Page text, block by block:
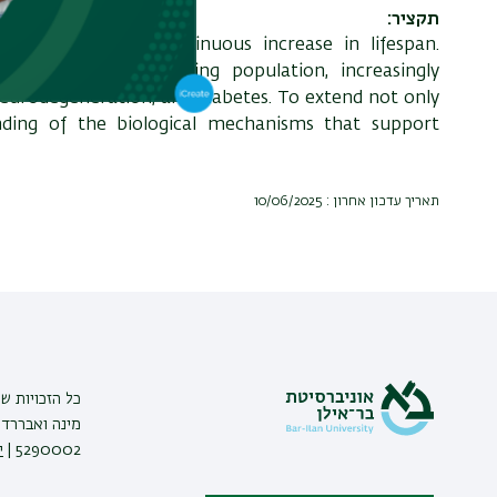
תקציר
and continuous increase in lifespan.
by a growing aging population, increasingly
and diabetes. To extend not only
of the biological mechanisms that support
תאריך עדכון אחרון : 10/06/2025
כל הזכויות
מינה
5290002 |